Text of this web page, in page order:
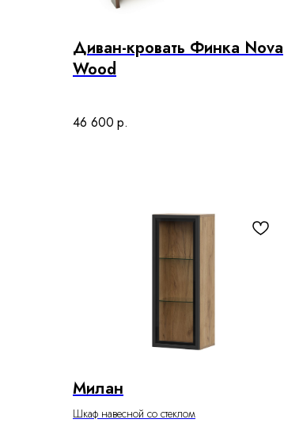
Диван-кровать Финка Nova
Wood
46 600 р.
Милан
Шкаф навесной со стеклом